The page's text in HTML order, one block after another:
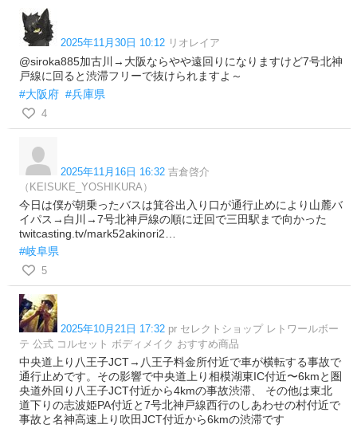
2025年11月30日 10:12 リオレイア
@siroka885加古川→大阪ならやや遠回りになりますけど7号北神
戸線に回ると渋滞フリーで抜けられますよ～
#大阪府 #兵庫県
4
2025年11月16日 16:32 吉倉啓介
（KEISUKE_YOSHIKURA）
今日は僕が朝乗ったバスは箕谷出入り口が通行止めにより山麓バ
イパス→白川→7号北神戸線の順に迂回で三田駅まで向かった
twitcasting.tv/mark52akinori2…
#岐阜県
5
2025年10月21日 17:32 pr セレクトショップ レトワールボー
テ 公式 コルセット ボディメイク おすすめ商品
中央道上り八王子JCT→八王子料金所付近で車が横転する事故で
通行止めです。その影響で中央道上り相模湖東IC付近〜6kmと圏
央道外回り八王子JCT付近から4kmの事故渋滞、 その他は東北
道下りの志波姫PA付近と7号北神戸線西行のしあわせの村付近で
事故と名神高速上り吹田JCT付近から6kmの渋滞です